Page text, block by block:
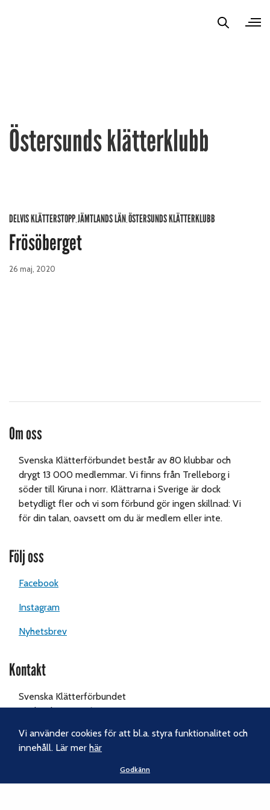
Östersunds klätterklubb
DELVIS KLÄTTERSTOPP,JÄMTLANDS LÄN,ÖSTERSUNDS KLÄTTERKLUBB
Frösöberget
26 maj, 2020
Om oss
Svenska Klätterförbundet består av 80 klubbar och
drygt 13 000 medlemmar. Vi finns från Trelleborg i
söder till Kiruna i norr. Klättrarna i Sverige är dock
betydligt fler och vi som förbund gör ingen skillnad: Vi
för din talan, oavsett om du är medlem eller inte.
Följ oss
Facebook
Instagram
Nyhetsbrev
Kontakt
Svenska Klätterförbundet
Gotlandsgatan 46
Tel:070-238 69 46
kansliet@klatterforbundet.rf.se
Vi använder cookies för att bl.a. styra funktionalitet och
innehåll. Lär merhär
Godkänn